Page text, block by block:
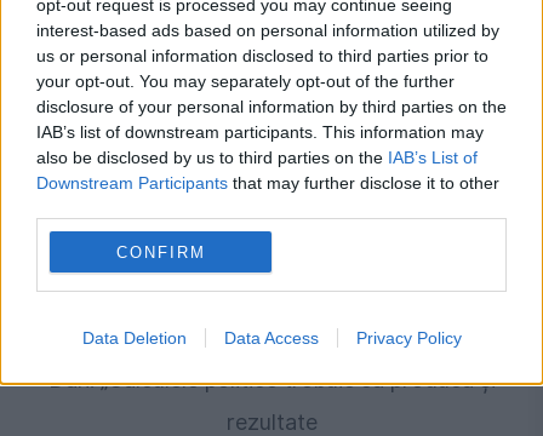
opt-out request is processed you may continue seeing
interest-based ads based on personal information utilized by
us or personal information disclosed to third parties prior to
your opt-out. You may separately opt-out of the further
disclosure of your personal information by third parties on the
IAB’s list of downstream participants. This information may
also be disclosed by us to third parties on the IAB’s List of
Downstream Participants that may further disclose it to other
CONFIRM
Data Deletion Data Access Privacy Policy
POLITICA
Provocare pentru matematicianul Nicușor
Dan: „Calculele politice trebuie să producă și
rezultate